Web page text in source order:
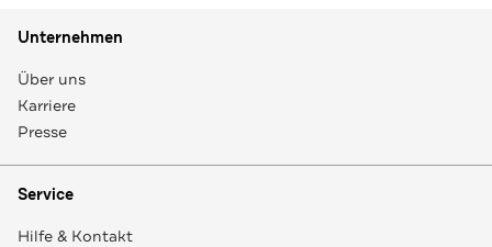
Unternehmen
Über uns
Karriere
Presse
Service
Hilfe & Kontakt